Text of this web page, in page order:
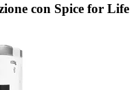
con Spice for Life